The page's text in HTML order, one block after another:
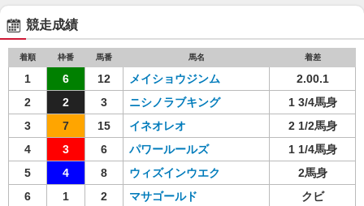
競走成績
着順 枠番 馬番 馬名 着差
1 6 12 メイショウジンム
2.00.1
2
2 3 ニシノラブキング
1 3/4馬身
3
7 15 イネオレオ
2 1/2馬身
4
3 6 パワールールズ
1 1/4馬身
5
4 8 ウィズインウエク
2馬身
6
1 2 マサゴールド
クビ